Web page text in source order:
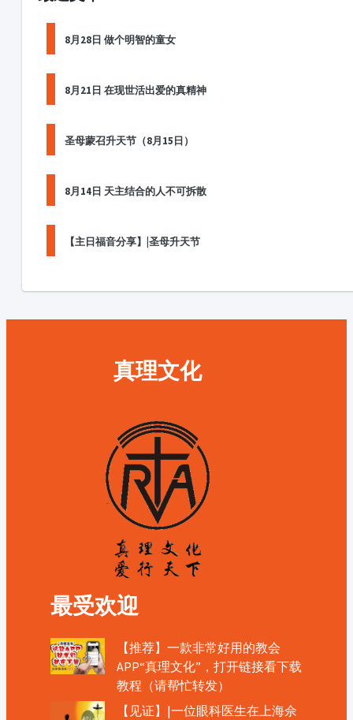
8月28日 做个明智的童女
8月21日 在现世活出爱的真精神
圣母蒙召升天节（8月15日）
8月14日 天主结合的人不可拆散
【主日福音分享】|圣母升天节
真理文化
最受欢迎
【推荐】一款非常好用的教会
APP“真理文化”，打开链接看下载
教程（请帮忙转发）
【见证】|一位眼科医生在上海佘